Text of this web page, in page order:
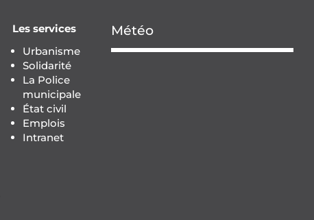
Les services
Urbanisme
Solidarité
La Police
municipale
État civil
Emplois
Intranet
Météo